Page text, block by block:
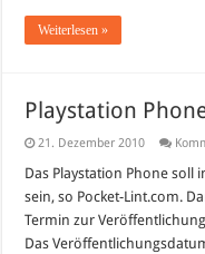
Weiterlesen »
Playstation
21. Dezember 2010
Das Playstation Phone soll
sein, so Pocket-Lint.com.
Termin zur
Das